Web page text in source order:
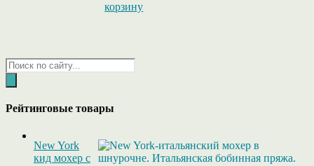
корзину
Поиск
товаров
Рейтинговые товары
New York
кид мохер с